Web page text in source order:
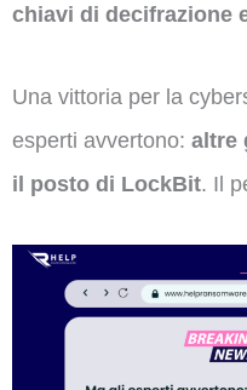
chiavi di decifrazione
Una vittoria per la
esperti avvertono: altre
il posto di LockBit. Il